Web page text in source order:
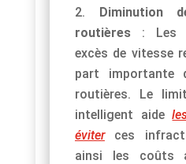
Diminution
routières: Les
excès de vitesse
part importante
routières. Le
intelligent aide
éviterces
ainsi les coûts